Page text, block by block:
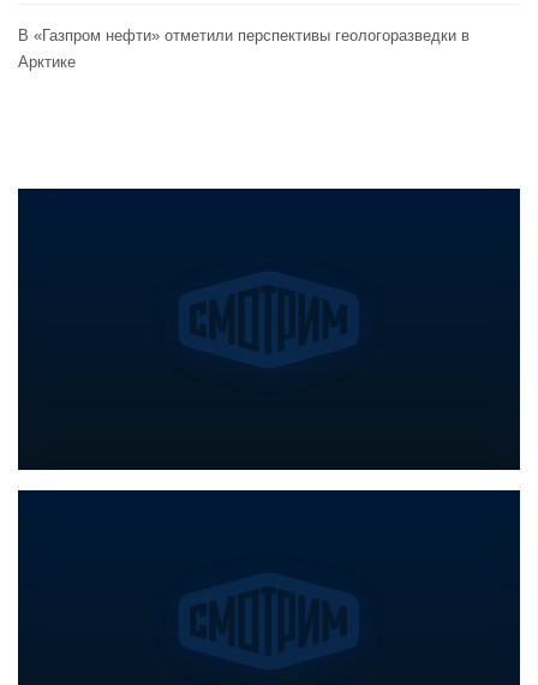
В «Газпром нефти» отметили перспективы геологоразведки в
Арктике